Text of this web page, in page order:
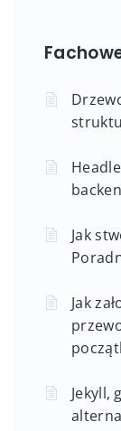
Jak
Jak
Jekyll,